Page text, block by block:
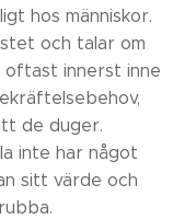
hos människor.
och talar om
innerst inne
de duger.
inte har något
sitt värde och